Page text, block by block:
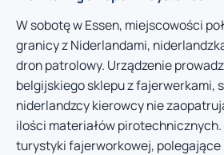
W sobotę w Essen, miejscowości
granicy z Niderlandami,
dron patrolowy. Urządzenie
belgijskiego sklepu z fajerwerkami,
niderlandzcy kierowcy nie
ilości materiałów
turystyki fajerworkowej, polegające